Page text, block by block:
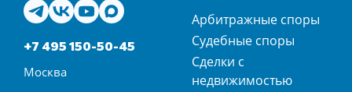
+7 495 150-50-45
Москва
Арбитражные споры
Судебные споры
Сделки с
недвижимостью